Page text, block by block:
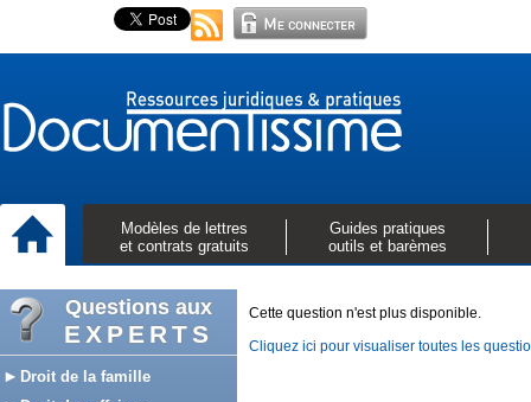
Modèles de lettres
et contrats gratuits
Guides pratiques
outils et barèmes
Questions aux
EXPERTS
Droit de la famille
Cette question n'est plus disponible.
Cliquez ici pour visualiser toutes les